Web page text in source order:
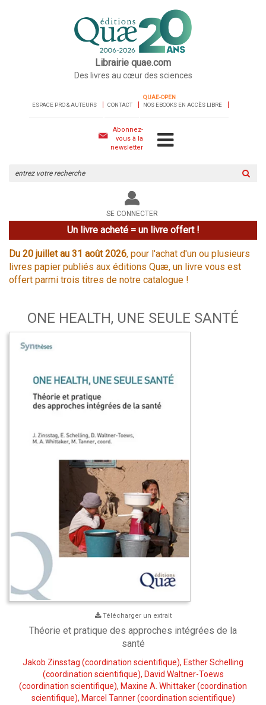
Librairie quae.com
Des livres au cœur des sciences
ESPACE PRO & AUTEURS CONTACT
QUAE-OPEN
NOS EBOOKS EN ACCÈS LIBRE
Abonnez-
vous à la
newsletter
le
site
SE CONNECTER
Un livre acheté = un livre offert !
Du 20 juillet au 31 août 2026, pour l'achat d'un ou plusieurs
livres papier publiés aux éditions Quæ, un livre vous est
offert parmi trois titres de notre catalogue !
ONE HEALTH, UNE SEULE SANTÉ
Télécharger un extrait
Théorie et pratique des approches intégrées de la
santé
Jakob Zinsstag (coordination scientifique), Esther Schelling
(coordination scientifique), David Waltner-Toews
(coordination scientifique), Maxine A. Whittaker(coordination
scientifique), Marcel Tanner(coordination scientifique)